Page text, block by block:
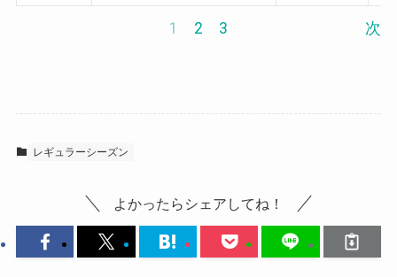
1 2 3 次
レギュラーシーズン
よかったらシェアしてね！